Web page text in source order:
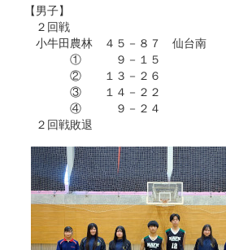
【男子】
２回戦
小牛田農林 ４５－８７ 仙台南
① ９－１５
② １３－２６
③ １４－２２
④ ９－２４
２回戦敗退